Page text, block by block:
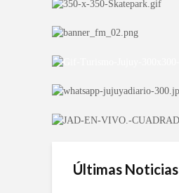
Últimas Noticias